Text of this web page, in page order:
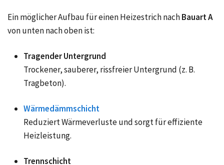
Ein möglicher Aufbau für einen Heizestrich nachBauart A
von unten nach oben ist:
Tragender Untergrund
Trockener, sauberer, rissfreier Untergrund (z. B.
Tragbeton).
Wärmedämmschicht
Reduziert Wärmeverluste und sorgt für effiziente
Heizleistung.
Trennschicht